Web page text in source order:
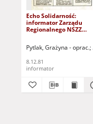
Echo Solidarność:
informator Zarządu
Regionalnego NSZZ
Gorzowie, nr 44
Pytlak, Grażyna - oprac.
8.12.81
informator